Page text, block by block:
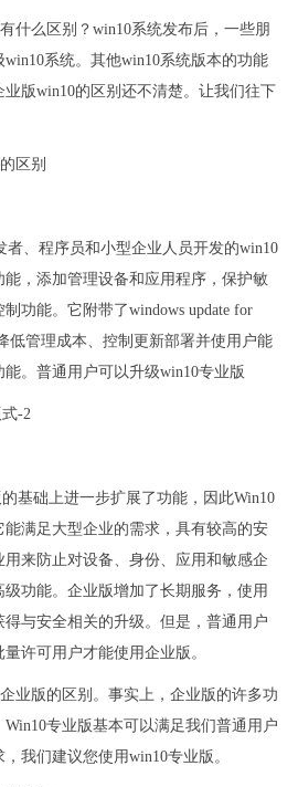
什么区别？win10系统发布后，一些朋
系统。其他win10系统版本的功能
版win10的区别还不清楚。让我们往下
区别
者、程序员和小型企业人员开发的win10
，添加管理设备和应用程序，保护敏
功能。它附带了windows update for
低管理成本、控制更新部署并使用户能
。普通用户可以升级win10专业版
-2
基础上进一步扩展了功能，因此Win10
满足大型企业的需求，具有较高的安
来防止对设备、身份、应用和敏感企
功能。企业版增加了长期服务，使用
与安全相关的升级。但是，普通用户
许可用户才能使用企业版。
业版的区别。事实上，企业版的许多功
专业版基本可以满足我们普通用户
我们建议您使用win10专业版。